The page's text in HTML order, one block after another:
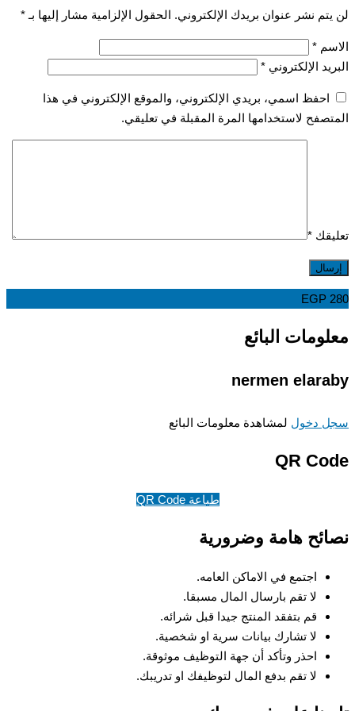
نشر عنوان بريدك الإلكتروني. الحقول الإلزامية مشار إليها بـ*
*
الإلكتروني *
احفظ اسمي، بريدي الإلكتروني، والموقع الإلكتروني في هذا
لاستخدامها المرة المقبلة في تعليقي.
*
EGP
البائع
nermen
دخوللمشاهدة معلومات البائع
QR
طباعة QR Code
هامة وضرورية
اجتمع في الاماكن العامه.
لا تقم بارسال المال مسبقا.
قم بتفقد المنتج جيدا قبل شرائه.
لا تشارك بيانات سرية او شخصية.
احذر وتأكد أن جهة التوظيف موثوقة.
لا تقم بدفع المال لتوظيفك او تدريبك.